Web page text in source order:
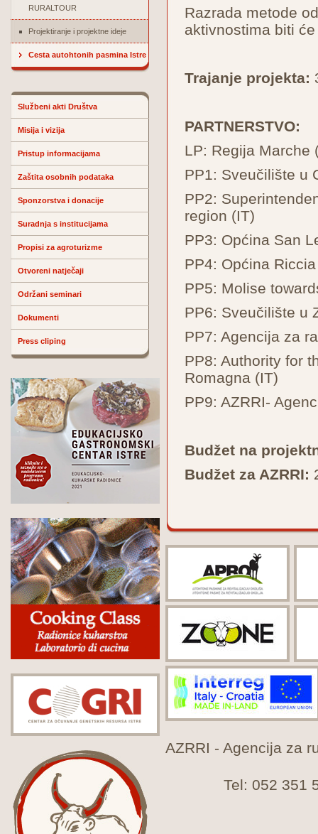
RURALTOUR
Projektiranje i projektne ideje
Cesta autohtonih pasmina Istre
Službeni akti Društva
Misija i vizija
Pristup informacijama
Zaštita osobnih podataka
Sponzorstva i donacije
Suradnja s institucijama
Propisi za agroturizme
Otvoreni natječaji
Održani seminari
Dokumenti
Press cliping
Razrada metode
aktivnostima biti
Trajanje projekta:
PARTNERSTVO:
LP: Regija Marche
PP1: Sveučilište u
PP2:
region (IT)
PP3: Općina San
PP4: Općina
PP5: Molise
PP6: Sveučilište u
PP7: Agencija za
PP8: Authority for
Romagna (IT)
PP9: AZRRI-
Budžet na
Budžet za AZRRI:
AZRRI - Agencija za
Tel: 052 351